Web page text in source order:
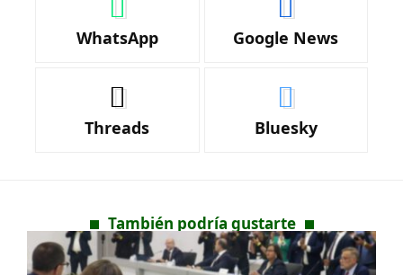
WhatsApp Google News
Threads Bluesky
También podría gustarte